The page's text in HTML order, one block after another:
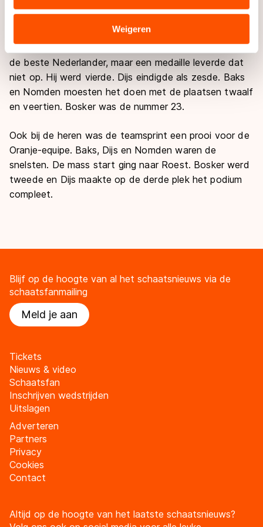
verstrekt of die zij hebben verzameld via hun services.
Sommige partners kunnen gegevens doorgeven aan
landen buiten de EU, zoals de VS, waar mogelijk geen
adequaat beschermingsniveau geldt volgens de GDPR.
Door op ‘Toestaan’ te klikken, stemt u in met deze
overdracht. Meer informatie vindt u in onscookiebeleid.
Weigeren
de tweede plek. Roest ging met het brons aan de
haal. Bosker, Baks en Mark Nomden eindigden als
vijfde, veertiende en 23e. Roest was op de 500 meter
de beste Nederlander, maar een medaille leverde dat
niet op. Hij werd vierde. Dijs eindigde als zesde. Baks
en Nomden moesten het doen met de plaatsen twaalf
en veertien. Bosker was de nummer 23.
Ook bij de heren was de teamsprint een prooi voor de
Oranje-equipe. Baks, Dijs en Nomden waren de
snelsten. De mass start ging naar Roest. Bosker werd
tweede en Dijs maakte op de derde plek het podium
compleet.
Blijf op de hoogte van al het schaatsnieuws via de
schaatsfanmailing
Meld je aan
Tickets
Nieuws & video
Schaatsfan
Inschrijven wedstrijden
Uitslagen
Adverteren
Partners
Privacy
Cookies
Contact
Altijd op de hoogte van het laatste schaatsnieuws?